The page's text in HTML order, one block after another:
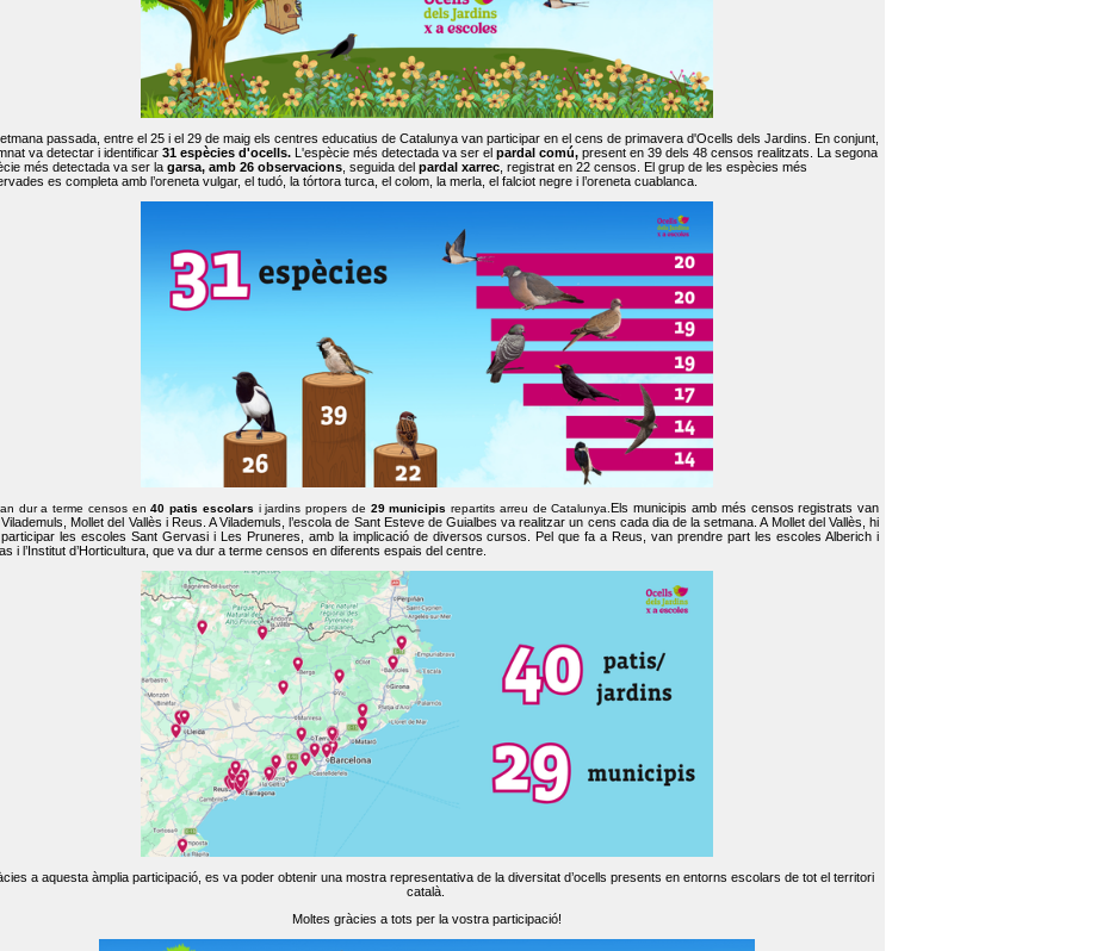
passada, entre el 25 i el 29 de maig els centres educatius de Catalunya van participar en el cens de primavera d'Ocells dels Jardins. En conjunt,
va detectar i identificar 31 espècies d'ocells. L'espècie més detectada va ser el pardal comú, present en 39 dels 48 censos realitzats. La segona
més detectada va ser la garsa, amb 26 observacions , seguida del pardal xarrec , registrat en 22 censos. El grup de les espècies més
es completa amb l’oreneta vulgar, el tudó, la tórtora turca, el colom, la merla, el falciot negre i l’oreneta cuablanca.
dur a terme censos en40 patis escolars i jardins propers de 29 municipis repartits arreu de Catalunya. Els municipis amb més censos registrats van
Mollet del Vallès i Reus. A Vilademuls, l’escola de Sant Esteve de Guialbes va realitzar un cens cada dia de la setmana. A Mollet del Vallès, hi
les escoles Sant Gervasi i Les Pruneres, amb la implicació de diversos cursos. Pel que fa a Reus, van prendre part les escoles Alberich i
i l’Institut d’Horticultura, que va dur a terme censos en diferents espais del centre.
a aquesta àmplia participació, es va poder obtenir una mostra representativa de la diversitat d’ocells presents en entorns escolars de tot el territori
català.
Moltes gràcies a tots per la vostra participació!